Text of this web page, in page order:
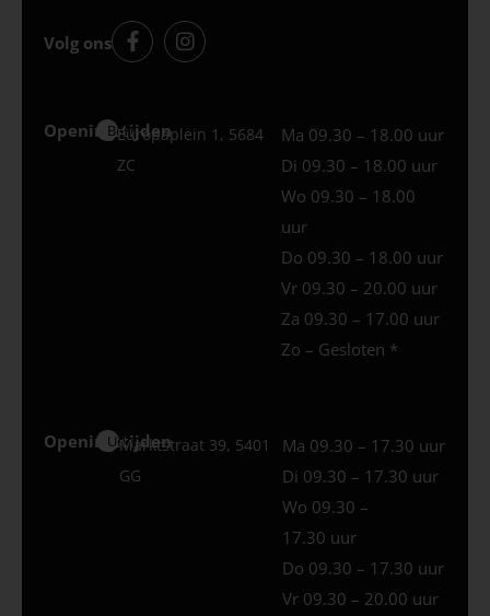
Volg ons
Openingstijden
Best
Europaplein 1, 5684
ZC
Ma 09.30 – 18.00 uur
Di 09.30 – 18.00 uur
Wo 09.30 – 18.00
uur
Do 09.30 – 18.00 uur
Vr 09.30 – 20.00 uur
Za 09.30 – 17.00 uur
Zo – Gesloten *
Openingstijden
Uden
Marktstraat 39, 5401
GG
Ma 09.30 – 17.30 uur
Di 09.30 – 17.30 uur
Wo 09.30 –
17.30 uur
Do 09.30 – 17.30 uur
Vr 09.30 – 20.00 uur